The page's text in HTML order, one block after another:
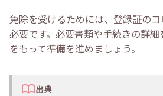
免除を受けるためには、登録証のコ
必要です。必要書類や手続きの詳細
をもって準備を進めましょう。
出典